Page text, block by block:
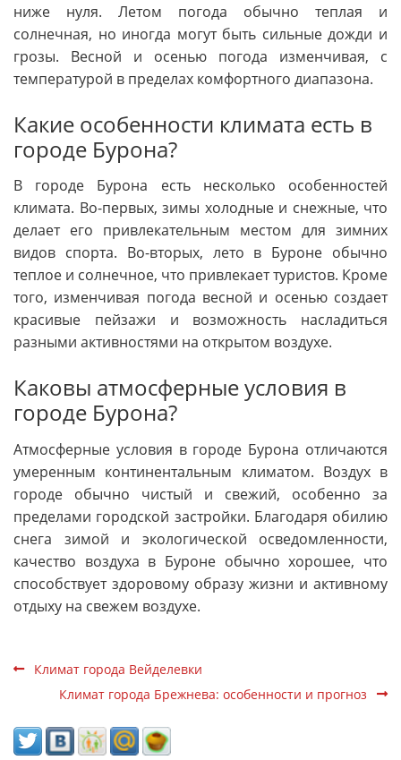
ниже нуля. Летом погода обычно теплая и
солнечная, но иногда могут быть сильные дожди и
грозы. Весной и осенью погода изменчивая, с
температурой в пределах комфортного диапазона.
Какие особенности климата есть в
городе Бурона?
В городе Бурона есть несколько особенностей
климата. Во-первых, зимы холодные и снежные, что
делает его привлекательным местом для зимних
видов спорта. Во-вторых, лето в Буроне обычно
теплое и солнечное, что привлекает туристов. Кроме
того, изменчивая погода весной и осенью создает
красивые пейзажи и возможность насладиться
разными активностями на открытом воздухе.
Каковы атмосферные условия в
городе Бурона?
Атмосферные условия в городе Бурона отличаются
умеренным континентальным климатом. Воздух в
городе обычно чистый и свежий, особенно за
пределами городской застройки. Благодаря обилию
снега зимой и экологической осведомленности,
качество воздуха в Буроне обычно хорошее, что
способствует здоровому образу жизни и активному
отдыху на свежем воздухе.
Климат города Вейделевки
Климат города Брежнева: особенности и прогноз